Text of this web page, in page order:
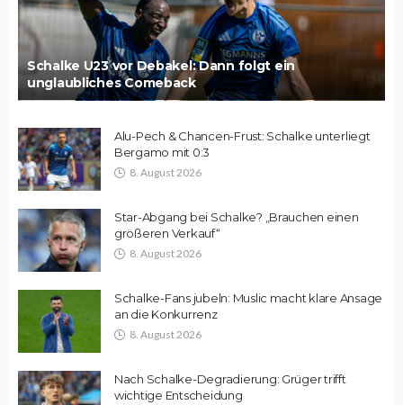
Schalke U23 vor Debakel: Dann folgt ein
unglaubliches Comeback
Alu-Pech & Chancen-Frust: Schalke unterliegt
Bergamo mit 0:3
8. August 2026
Star-Abgang bei Schalke? „Brauchen einen
größeren Verkauf“
8. August 2026
Schalke-Fans jubeln: Muslic macht klare Ansage
an die Konkurrenz
8. August 2026
Nach Schalke-Degradierung: Grüger trifft
wichtige Entscheidung